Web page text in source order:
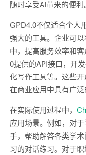
随时享受AI带来的便利。
GPD4.0不仅适合个人
强大的工具。企业可
中，提高服务效率和
0提供的API接口，开
化写作工具等。这些
在商业应用中具有广泛
在实际使用过程中，
应用场景。例如，对
手，帮助解答各类学
习的对话练习。对于